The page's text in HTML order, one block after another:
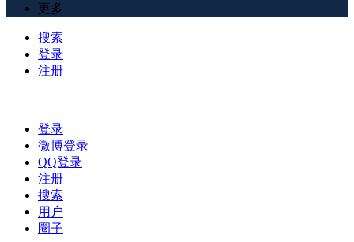
更多
搜索
登录
注册
登录
微博登录
QQ登录
注册
搜索
用户
圈子